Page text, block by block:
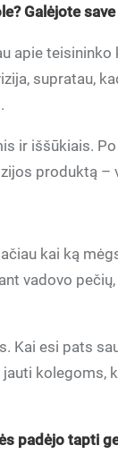
Galėjote
apie teisininko
supratau,
ir iššūkiais.
produktą –
kai ką
vadovo
Kai esi pats
kolegoms,
padėjo tapti